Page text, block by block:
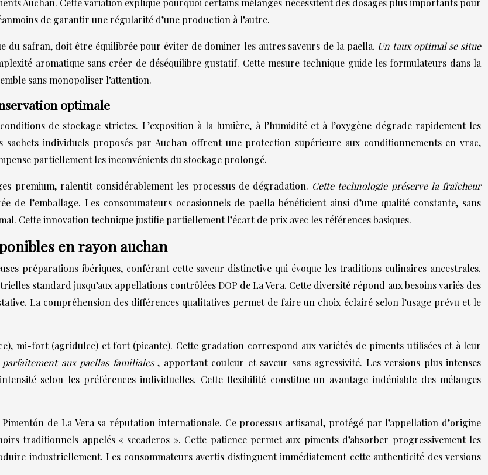
Auchan. Cette variation explique pourquoi certains mélanges nécessitent des dosages plus importants pour
de garantir une régularité d’une production à l’autre.
du safran, doit être équilibrée pour éviter de dominer les autres saveurs de la paella. Un taux optimal se situe
aromatique sans créer de déséquilibre gustatif. Cette mesure technique guide les formulateurs dans la
sans monopoliser l’attention.
optimale
de stockage strictes. L’exposition à la lumière, à l’humidité et à l’oxygène dégrade rapidement les
sachets individuels proposés par Auchan offrent une protection supérieure aux conditionnements en vrac,
partiellement les inconvénients du stockage prolongé.
premium, ralentit considérablement les processus de dégradation. Cette technologie préserve la fraîcheur
de l’emballage. Les consommateurs occasionnels de paella bénéficient ainsi d’une qualité constante, sans
Cette innovation technique justifie partiellement l’écart de prix avec les références basiques.
en rayon auchan
préparations ibériques, conférant cette saveur distinctive qui évoque les traditions culinaires ancestrales.
standard jusqu’aux appellations contrôlées DOP de La Vera. Cette diversité répond aux besoins variés des
La compréhension des différences qualitatives permet de faire un choix éclairé selon l’usage prévu et le
mi-fort (agridulce) et fort (picante). Cette gradation correspond aux variétés de piments utilisées et à leur
aux paellas familiales, apportant couleur et saveur sans agressivité. Les versions plus intenses
selon les préférences individuelles. Cette flexibilité constitue un avantage indéniable des mélanges
de La Vera sa réputation internationale. Ce processus artisanal, protégé par l’appellation d’origine
traditionnels appelés « secaderos ». Cette patience permet aux piments d’absorber progressivement les
industriellement. Les consommateurs avertis distinguent immédiatement cette authenticité des versions